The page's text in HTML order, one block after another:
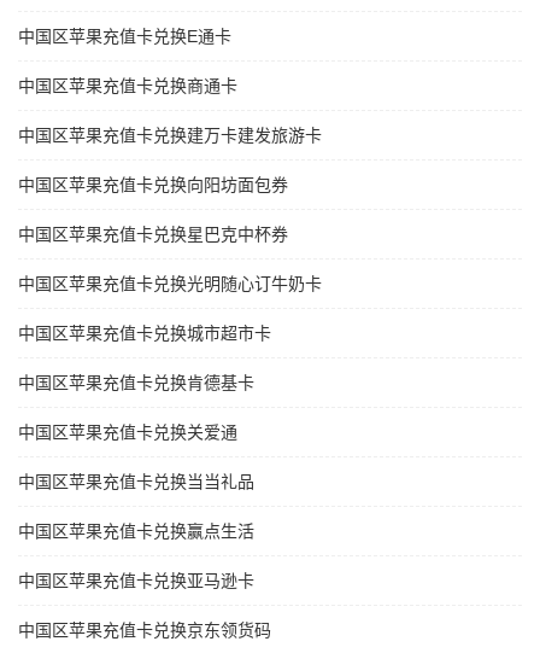
中国区苹果充值卡兑换E通卡
中国区苹果充值卡兑换商通卡
中国区苹果充值卡兑换建万卡建发旅游卡
中国区苹果充值卡兑换向阳坊面包券
中国区苹果充值卡兑换星巴克中杯券
中国区苹果充值卡兑换光明随心订牛奶卡
中国区苹果充值卡兑换城市超市卡
中国区苹果充值卡兑换肯德基卡
中国区苹果充值卡兑换关爱通
中国区苹果充值卡兑换当当礼品
中国区苹果充值卡兑换赢点生活
中国区苹果充值卡兑换亚马逊卡
中国区苹果充值卡兑换京东领货码